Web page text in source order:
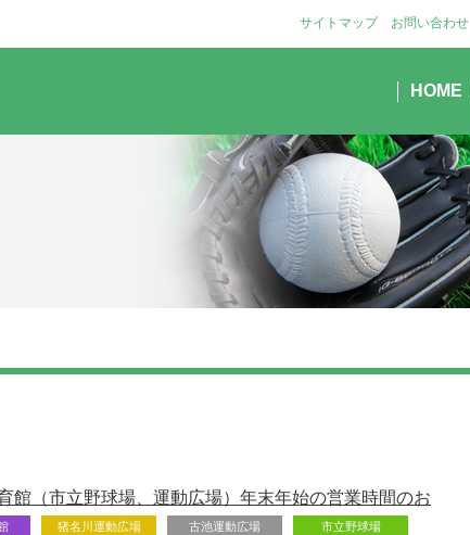
サイトマップ お問い合わせ
HOME
館（市立野球場、運動広場）年末年始の営業時間のお
猪名川運動広場 古池運動広場 市立野球場